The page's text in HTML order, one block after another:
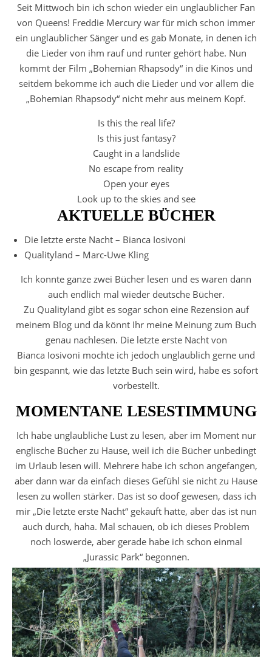
Seit Mittwoch bin ich schon wieder ein unglaublicher Fan
von Queens! Freddie Mercury war für mich schon immer
ein unglaublicher Sänger und es gab Monate, in denen ich
die Lieder von ihm rauf und runter gehört habe. Nun
kommt der Film „Bohemian Rhapsody“ in die Kinos und
seitdem bekomme ich auch die Lieder und vor allem die
„Bohemian Rhapsody“ nicht mehr aus meinem Kopf.
Is this the real life?
Is this just fantasy?
Caught in a landslide
No escape from reality
Open your eyes
Look up to the skies and see
AKTUELLE BÜCHER
Die letzte erste Nacht – Bianca Iosivoni
Qualityland – Marc-Uwe Kling
Ich konnte ganze zwei Bücher lesen und es waren dann
auch endlich mal wieder deutsche Bücher.
Zu Qualityland gibt es sogar schon eine Rezension auf
meinem Blog und da könnt Ihr meine Meinung zum Buch
genau nachlesen. Die letzte erste Nacht von
Bianca Iosivoni mochte ich jedoch unglaublich gerne und
bin gespannt, wie das letzte Buch sein wird, habe es sofort
vorbestellt.
MOMENTANE LESESTIMMUNG
Ich habe unglaubliche Lust zu lesen, aber im Moment nur
englische Bücher zu Hause, weil ich die Bücher unbedingt
im Urlaub lesen will. Mehrere habe ich schon angefangen,
aber dann war da einfach dieses Gefühl sie nicht zu Hause
lesen zu wollen stärker. Das ist so doof gewesen, dass ich
mir „Die letzte erste Nacht“ gekauft hatte, aber das ist nun
auch durch, haha. Mal schauen, ob ich dieses Problem
noch loswerde, aber gerade habe ich schon einmal
„Jurassic Park“ begonnen.